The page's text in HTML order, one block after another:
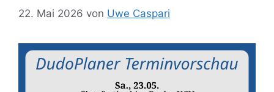
22. Mai 2026 von Uwe Caspari